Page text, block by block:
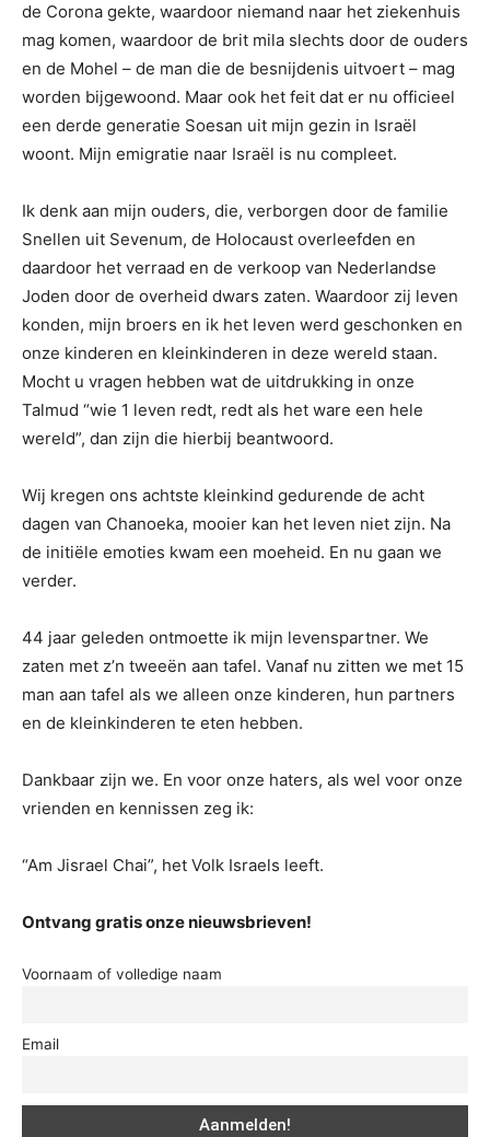
de Corona gekte, waardoor niemand naar het ziekenhuis
mag komen, waardoor de brit mila slechts door de ouders
en de Mohel – de man die de besnijdenis uitvoert – mag
worden bijgewoond. Maar ook het feit dat er nu officieel
een derde generatie Soesan uit mijn gezin in Israël
woont. Mijn emigratie naar Israël is nu compleet.
Ik denk aan mijn ouders, die, verborgen door de familie
Snellen uit Sevenum, de Holocaust overleefden en
daardoor het verraad en de verkoop van Nederlandse
Joden door de overheid dwars zaten. Waardoor zij leven
konden, mijn broers en ik het leven werd geschonken en
onze kinderen en kleinkinderen in deze wereld staan.
Mocht u vragen hebben wat de uitdrukking in onze
Talmud “wie 1 leven redt, redt als het ware een hele
wereld”, dan zijn die hierbij beantwoord.
Wij kregen ons achtste kleinkind gedurende de acht
dagen van Chanoeka, mooier kan het leven niet zijn. Na
de initiële emoties kwam een moeheid. En nu gaan we
verder.
44 jaar geleden ontmoette ik mijn levenspartner. We
zaten met z’n tweeën aan tafel. Vanaf nu zitten we met 15
man aan tafel als we alleen onze kinderen, hun partners
en de kleinkinderen te eten hebben.
Dankbaar zijn we. En voor onze haters, als wel voor onze
vrienden en kennissen zeg ik:
“Am Jisrael Chai”, het Volk Israels leeft.
Ontvang gratis onze nieuwsbrieven!
Voornaam of volledige naam
Email